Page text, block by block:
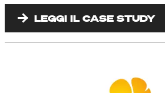
LEGGI IL CASE STUDY